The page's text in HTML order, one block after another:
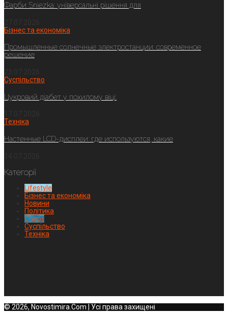
Фарби Sniezka: універсальні рішення для
Бізнес та економіка
Промышленные солнечные электростанции: современное
решение
Суспільство
Цукровий діабет у похилому віці:
Техніка
Настенные LCD-дисплеи: где используются, какие
Категорії
Lifestyle
Бізнес та економіка
Новини
Політика
Спорт
Суспільство
Техніка
© 2026, Novostimira.Com | Усі права захищені